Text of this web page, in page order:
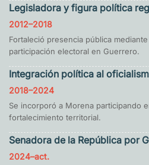
Legisladora y figura política
2012–2018
Fortaleció presencia pública
participación electoral en Guerrero.
Integración política al
2018–2024
Se incorporó a Morena participando
fortalecimiento territorial.
Senadora de la República por
2024–act.